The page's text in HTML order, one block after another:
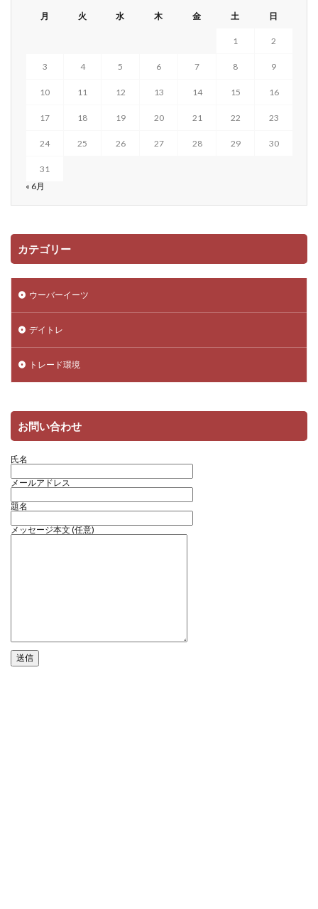
月 火 水 木 金 土 日
1 2
3 4 5 6 7 8 9
10 11 12 13 14 15 16
17 18 19 20 21 22 23
24 25 26 27 28 29 30
31
« 6月
カテゴリー
ウーバーイーツ
デイトレ
トレード環境
お問い合わせ
氏名
メールアドレス
題名
メッセージ本文 (任意)